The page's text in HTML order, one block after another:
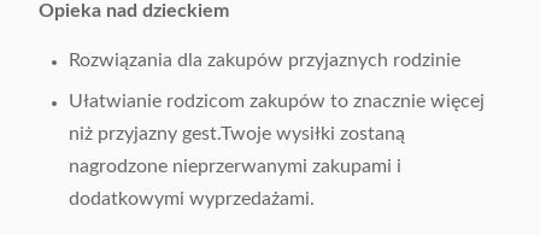
Opieka nad dzieckiem
Rozwiązania dla zakupów przyjaznych rodzinie
Ułatwianie rodzicom zakupów to znacznie więcej
niż przyjazny gest.Twoje wysiłki zostaną
nagrodzone nieprzerwanymi zakupami i
dodatkowymi wyprzedażami.